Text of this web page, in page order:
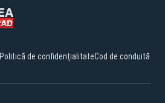
Politică de confidențialitateCod de conduită